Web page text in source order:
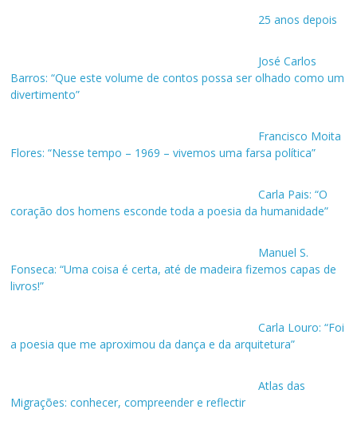
25 anos depois
José Carlos
Barros: “Que este volume de contos possa ser olhado como um
divertimento”
Francisco Moita
Flores: “Nesse tempo – 1969 – vivemos uma farsa política”
Carla Pais: “O
coração dos homens esconde toda a poesia da humanidade”
Manuel S.
Fonseca: “Uma coisa é certa, até de madeira fizemos capas de
livros!”
Carla Louro: “Foi
a poesia que me aproximou da dança e da arquitetura”
Atlas das
Migrações: conhecer, compreender e reflectir